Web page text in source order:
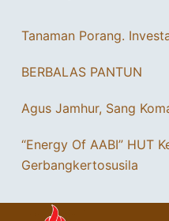
Tanaman Porang.
BERBALAS PANTUN
Agus Jamhur, Sang
“Energy Of AABI” HUT
Gerbangkertosusila